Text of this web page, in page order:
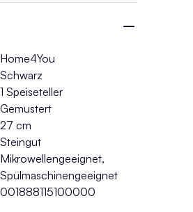
Home4You
Schwarz
1 Speiseteller
Gemustert
27 cm
Steingut
Mikrowellengeeignet,
Spülmaschinengeeignet
001888115100000